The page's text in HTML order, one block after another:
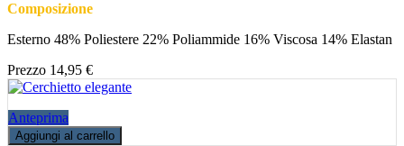
Composizione
Esterno 48% Poliestere 22% Poliammide 16% Viscosa 14% Elastan
Prezzo 14,95 €
Anteprima
Aggiungi al carrello